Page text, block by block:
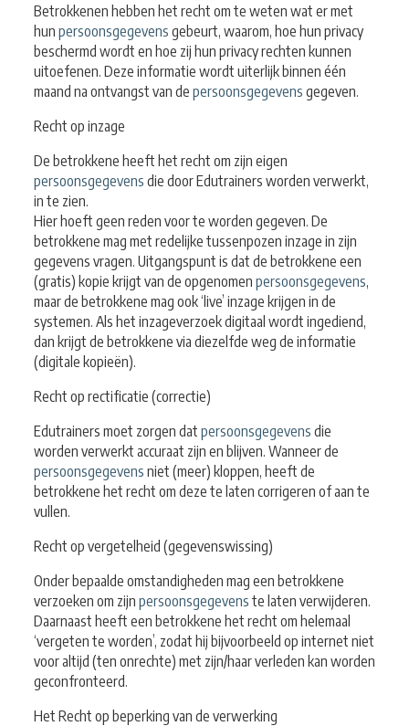
Betrokkenen hebben het recht om te weten wat er met
hun persoonsgegevens gebeurt, waarom, hoe hun privacy
beschermd wordt en hoe zij hun privacy rechten kunnen
uitoefenen. Deze informatie wordt uiterlijk binnen één
maand na ontvangst van de persoonsgegevens gegeven.
Recht op inzage
De betrokkene heeft het recht om zijn eigen
persoonsgegevens die door Edutrainers worden verwerkt,
in te zien.
Hier hoeft geen reden voor te worden gegeven. De
betrokkene mag met redelijke tussenpozen inzage in zijn
gegevens vragen. Uitgangspunt is dat de betrokkene een
(gratis) kopie krijgt van de opgenomen persoonsgegevens,
maar de betrokkene mag ook ‘live’ inzage krijgen in de
systemen. Als het inzageverzoek digitaal wordt ingediend,
dan krijgt de betrokkene via diezelfde weg de informatie
(digitale kopieën).
Recht op rectificatie (correctie)
Edutrainers moet zorgen dat persoonsgegevens die
worden verwerkt accuraat zijn en blijven. Wanneer de
persoonsgegevens niet (meer) kloppen, heeft de
betrokkene het recht om deze te laten corrigeren of aan te
vullen.
Recht op vergetelheid (gegevenswissing)
Onder bepaalde omstandigheden mag een betrokkene
verzoeken om zijn persoonsgegevens te laten verwijderen.
Daarnaast heeft een betrokkene het recht om helemaal
‘vergeten te worden’, zodat hij bijvoorbeeld op internet niet
voor altijd (ten onrechte) met zijn/haar verleden kan worden
geconfronteerd.
Het Recht op beperking van de verwerking